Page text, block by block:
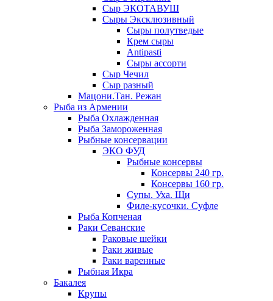
Сыр ЭКОТАВУШ
Сыры Эксклюзивный
Сыры полутведые
Крем сыры
Antipasti
Сыры ассорти
Сыр Чечил
Сыр разный
Мацони.Тан. Режан
Рыба из Армении
Рыба Охлажденная
Рыба Замороженная
Рыбные консервации
ЭКО ФУД
Рыбные консервы
Консервы 240 гр.
Консервы 160 гр.
Супы. Уха. Щи
Филе-кусочки. Суфле
Рыба Копченая
Раки Севанские
Раковые шейки
Раки живые
Раки варенные
Рыбная Икра
Бакалея
Крупы